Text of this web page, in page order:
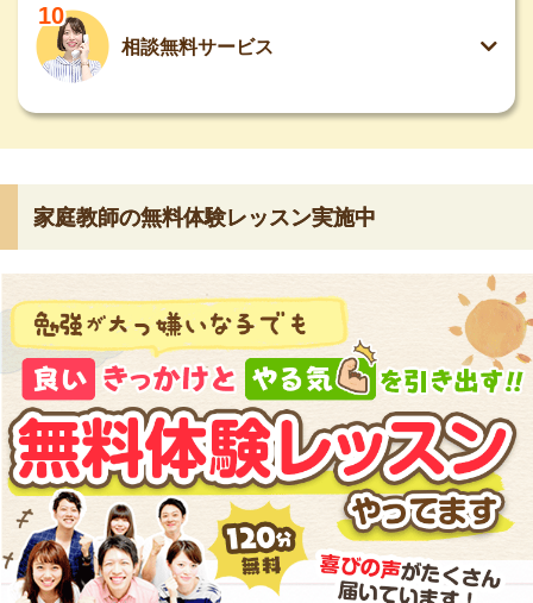
10
相談無料サービス
家庭教師の無料体験レッスン実施中